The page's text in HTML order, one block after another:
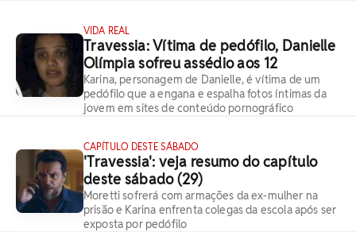
VIDA REAL
Travessia: Vítima de pedófilo, Danielle
Olímpia sofreu assédio aos 12
Karina, personagem de Danielle, é vítima de um
pedófilo que a engana e espalha fotos íntimas da
jovem em sites de conteúdo pornográfico
CAPÍTULO DESTE SÁBADO
'Travessia': veja resumo do capítulo
deste sábado (29)
Moretti sofrerá com armações da ex-mulher na
prisão e Karina enfrenta colegas da escola após ser
exposta por pedófilo